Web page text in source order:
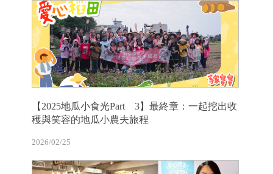
【2025地瓜小食光Part 3】最終章：一起挖出收
穫與笑容的地瓜小農夫旅程
2026/02/25